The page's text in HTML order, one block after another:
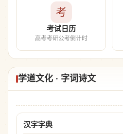
考
考试日历
高考考研公考倒计时
学道文化 · 字词诗文
汉字字典